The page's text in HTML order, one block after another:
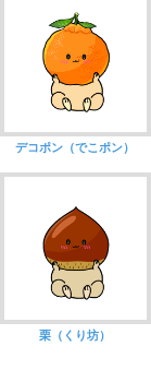
デコポン（でこポン）
栗（くり坊）